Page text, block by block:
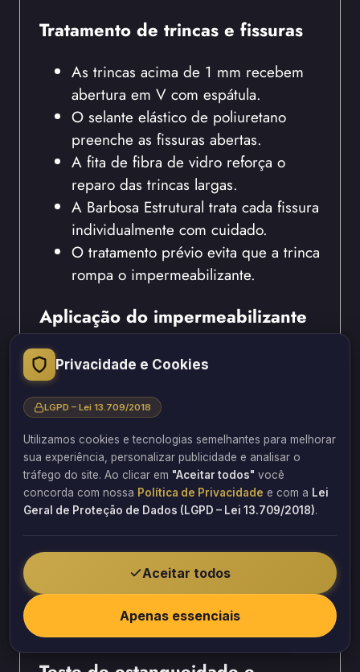
Tratamento de trincas e fissuras
As trincas acima de 1 mm recebem
abertura em V com espátula.
O selante elástico de poliuretano
preenche as fissuras abertas.
A fita de fibra de vidro reforça o
reparo das trincas largas.
A Barbosa Estrutural trata cada fissura
individualmente com cuidado.
O tratamento prévio evita que a trinca
rompa o impermeabilizante.
Aplicação do impermeabilizante
A primeira demão é aplicada com
O intervalo entre demãos segue
A segunda demão cobre
perpendicularmente a primeira
aplicação.
A Barbosa Estrutural aplica o
climáticas ideais.
O produto é espalhado
uniformemente sem falhas ou
acúmulos.
Privacidade e Cookies
LGPD – Lei 13.709/2018
Utilizamos cookies e tecnologias semelhantes para melhorar
sua experiência, personalizar publicidade e analisar o
tráfego do site. Ao clicar em "Aceitar todos" você
concorda com nossa Política de Privacidade e com a Lei
Geral de Proteção de Dados (LGPD – Lei 13.709/2018).
Aceitar todos
Apenas essenciais